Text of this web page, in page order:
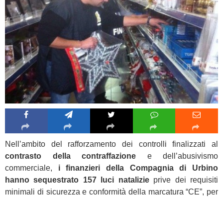
Nell’ambito del rafforzamento dei controlli finalizzati al
contrasto della contraffazione e dell’abusivismo
commerciale, i finanzieri della Compagnia di Urbino
hanno sequestrato 157 luci natalizieprive dei requisiti
minimali di sicurezza e conformità della marcatura “CE”, per